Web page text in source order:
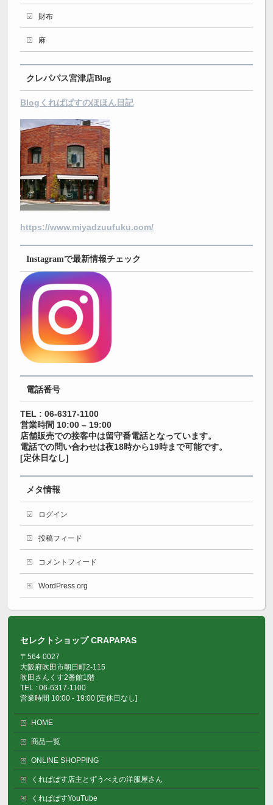
財布
麻
クレパパス宮津店Blog
Blogくれぱぱすのほほん日記
https://www.miyadzuufuku.com/
Instagramで最新情報チェック
電話番号
TEL : 06-6317-1100
営業時間 10:00 – 19:00
店舗販売での接客中は留守番電話となっています。
電話での問い合わせは夜18時から19時まで可能です。
[定休日なし]
メタ情報
ログイン
投稿フィード
コメントフィード
WordPress.org
セレクトショップ CRAPAPAS
〒564-0027
大阪府吹田市朝日町2-115
吹田さんくす2番館1階
TEL : 06-6317-1100
営業時間 10:00 - 19:00 [定休日なし]
HOME
商品一覧
ONLINE SHOPPING
くれぱぱす店主とずうべえの洋服屋さん
くれぱぱすYouTube